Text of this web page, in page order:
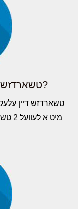
פארוואס לעוועל 2 EV טשאַרדזשער?
מיט